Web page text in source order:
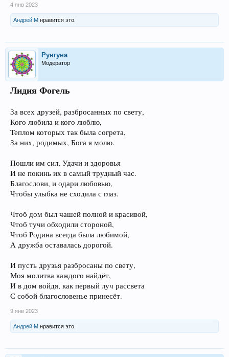
4 янв 2023
Андрей М нравится это.
Рунгуна
Модератор
Лидия Фогель
За всех друзей, разбросанных по свету,
Кого любила и кого люблю,
Теплом которых так была согрета,
За них, родимых, Бога я молю.
Пошли им сил, Удачи и здоровья
И не покинь их в самый трудный час.
Благослови, и одари любовью,
Чтобы улыбка не сходила с глаз.
Чтоб дом был чашей полной и красивой,
Чтоб тучи обходили стороной,
Чтоб Родина всегда была любимой,
А дружба оставалась дорогой.
И пусть друзья разбросаны по свету,
Моя молитва каждого найдёт,
И в дом войдя, как первый луч рассвета
С собой благословенье принесёт.
9 янв 2023
Андрей М нравится это.